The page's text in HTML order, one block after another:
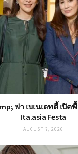
ฟา เบเนเดทตี้ เปิด
Italasia Festa
AUGUST 7, 2026